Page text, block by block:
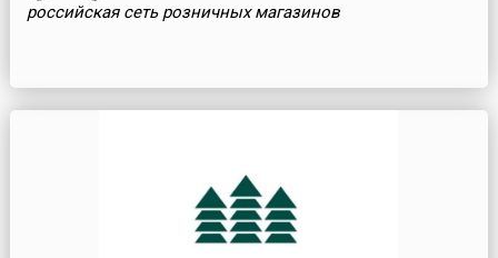
российская сеть розничных магазинов